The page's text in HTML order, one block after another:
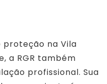
na Vila
a RGR também
profissional. Sua